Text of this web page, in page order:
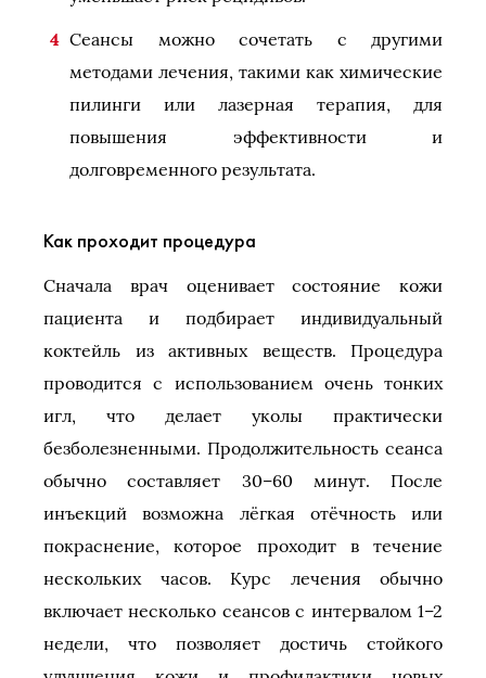
Сеансы можно сочетать с другими
методами лечения, такими как химические
пилинги или лазерная терапия, для
повышения эффективности и
долговременного результата.
Как проходит процедура
Сначала врач оценивает состояние кожи
пациента и подбирает индивидуальный
коктейль из активных веществ. Процедура
проводится с использованием очень тонких
игл, что делает уколы практически
безболезненными. Продолжительность сеанса
обычно составляет 30–60 минут. После
инъекций возможна лёгкая отёчность или
покраснение, которое проходит в течение
нескольких часов. Курс лечения обычно
включает несколько сеансов с интервалом 1–2
недели, что позволяет достичь стойкого